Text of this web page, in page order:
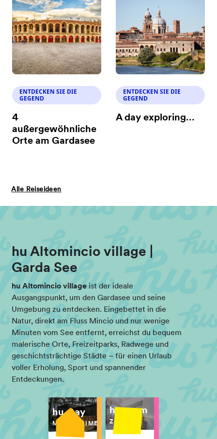
ENTDECKEN SIE DIE
GEGEND
4
außergewöhnliche
Orte am Gardasee
ENTDECKEN SIE DIE
GEGEND
A day exploring…
Alle Reiseideen
hu Altomincio village |
Garda See
hu Altomincio village ist der ideale
Ausgangspunkt, um den Gardasee und seine
Umgebung zu entdecken. Eingebettet in die
Natur, direkt am Fluss Mincio und nur wenige
Minuten vom See entfernt, erreichst du bequem
malerische Orte, Freizeitparks, Radwege und
geschichtsträchtige Städte – für einen Urlaub
voller Erholung, Sport und spannender
Entdeckungen.
hu stay
MOBILHEIME
hu room
ZIMMER